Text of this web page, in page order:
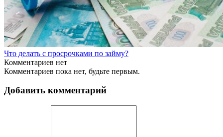
Что делать с просрочками по займу?
Комментариев нет
Комментариев пока нет, будьте первым.
Добавить комментарий